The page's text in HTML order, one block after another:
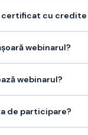
certificat cu credite
webinarul?
webinarul?
de participare?